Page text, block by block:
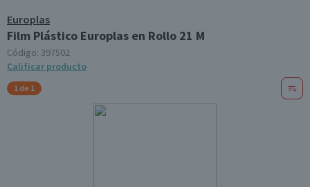
Europlas
Film Plástico Europlas en Rollo 21 M
Código: 397502
Calificar producto
1 de 1